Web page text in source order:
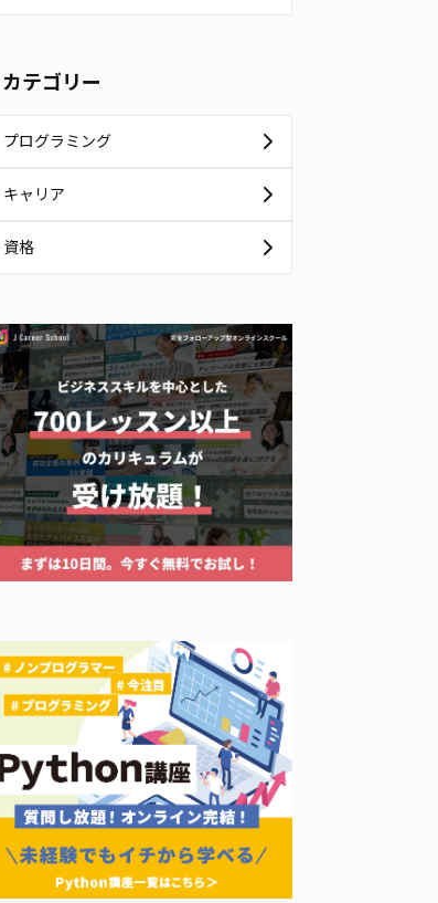
カテゴリー
プログラミング
キャリア
資格